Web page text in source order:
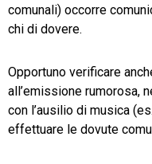
comunali) occorre
chi di dovere.
Opportuno verificare
all’emissione rumorosa,
con l’ausilio di musica
effettuare le dovute